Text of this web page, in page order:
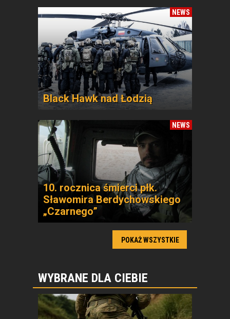
NEWS
Black Hawk nad Łodzią
NEWS
10. rocznica śmierci płk.
Sławomira Berdychowskiego
„Czarnego”
POKAŻ WSZYSTKIE
WYBRANE DLA CIEBIE